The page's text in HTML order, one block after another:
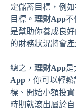
定儲蓄目標，例
目標。 理財App不
是幫助你養成良
的財務狀況將會
總之， 理財App是
App ，你可以輕
標、開始小額投
時期就滾出屬於